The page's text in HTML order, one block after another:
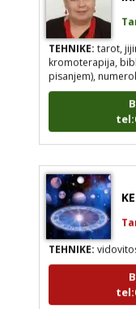
TEHNIKE:tarot,
kromoterapija,
pisanjem),
TEHNIKE: